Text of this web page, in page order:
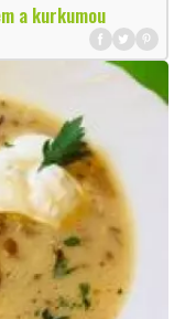
a kurkumou